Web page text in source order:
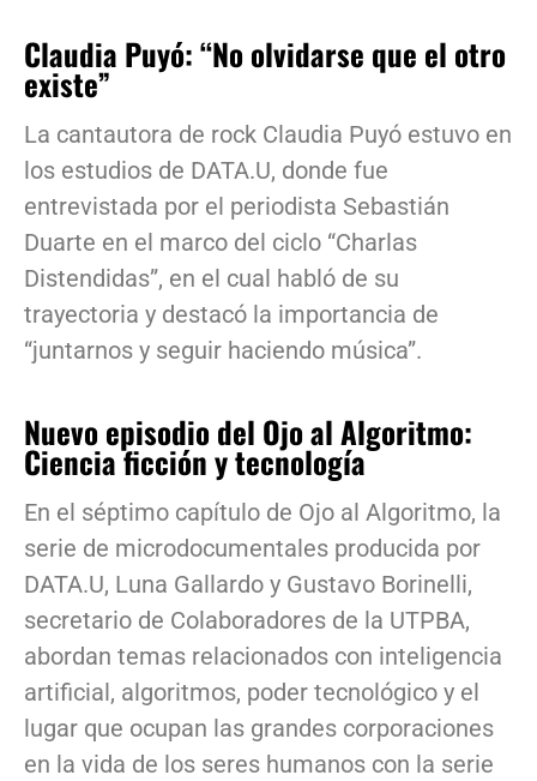
Claudia Puyó: “No olvidarse que el otro
existe”
La cantautora de rock Claudia Puyó estuvo en
los estudios de DATA.U, donde fue
entrevistada por el periodista Sebastián
Duarte en el marco del ciclo “Charlas
Distendidas”, en el cual habló de su
trayectoria y destacó la importancia de
“juntarnos y seguir haciendo música”.
Nuevo episodio del Ojo al Algoritmo:
Ciencia ficción y tecnología
En el séptimo capítulo de Ojo al Algoritmo, la
serie de microdocumentales producida por
DATA.U, Luna Gallardo y Gustavo Borinelli,
secretario de Colaboradores de la UTPBA,
abordan temas relacionados con inteligencia
artificial, algoritmos, poder tecnológico y el
lugar que ocupan las grandes corporaciones
en la vida de los seres humanos con la serie